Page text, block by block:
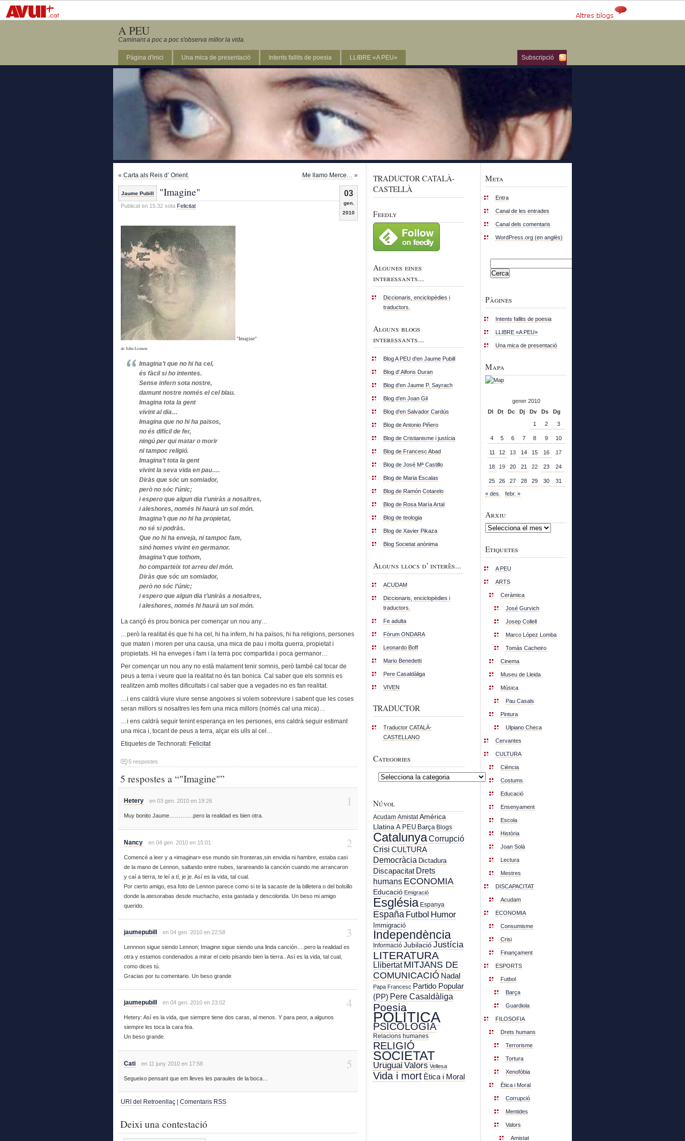
A PEU
Caminant a poc a poc s'observa millor la vida.
Subscripció
Pàgina d'inici Una mica de presentació Intents fallits de poesia LLIBRE «A PEU»
« Carta als Reis d’ Orient. Me llamo Merce… »
03
gen.
2010
Jaume Pubill "Imagine"
Publicat en 15:32 sota Felicitat
"Imagine"
de John Lennon
Imagina’t que no hi ha cel,
és fàcil si ho intentes.
Sense infern sota nostre,
damunt nostre només el cel blau.
Imagina tota la gent
vivint al dia…
Imagina que no hi ha països,
no és difícil de fer,
ningú per qui matar o morir
ni tampoc religió.
Imagina’t tota la gent
vivint la seva vida en pau….
Diràs que sóc un somiador,
però no sóc l’únic;
i espero que algun dia t’uniràs a nosaltres,
i aleshores, només hi haurà un sol món.
Imagina’t que no hi ha propietat,
no sé si podràs.
Que no hi ha enveja, ni tampoc fam,
sinó homes vivint en germanor.
Imagina’t que tothom,
ho comparteix tot arreu del món.
Diràs que sóc un somiador,
però no sóc l’únic;
i espero que algun dia t’uniràs a nosaltres,
i aleshores, només hi haurà un sol món.
La cançó és prou bonica per començar un nou any…
…però la realitat és que hi ha cel, hi ha infern, hi ha països, hi ha religions, persones
que maten i moren per una causa, una mica de pau i molta guerra, propietat i
propietats. Hi ha enveges i fam i la terra poc compartida i poca germanor…
Per començar un nou any no està malament tenir somnis, però també cal tocar de
peus a terra i veure que la realitat no és tan bonica. Cal saber que els somnis es
realitzen amb moltes dificultats i cal saber que a vegades no es fan realitat.
…i ens caldrà viure viure sense angoixes si volem sobreviure i sabent que les coses
seran millors si nosaltres les fem una mica millors (només cal una mica)…
…i ens caldrà seguir tenint esperança en les persones, ens caldrà seguir estimant
una mica i, tocant de peus a terra, alçar els ulls al cel…
Etiquetes de Technorati: Felicitat
5 respostes
5 respostes a “"Imagine"”
Hetery en 03 gen. 2010 en 19:26 1
Muy bonito Jaume………….pero la realidad es bien otra.
Nancy en 04 gen. 2010 en 15:01 2
Comencé a leer y a «imaginar» ese mundo sin fronteras,sin envidia ni hambre, estaba casi
de la mano de Lennon, saltando entre nubes, tarareando la canción cuando me arrancaron
y caí a tierra, te leí a tí, je je. Así es la vida, tal cual.
Por cierto amigo, esa foto de Lennon parece como si te la sacaste de la billetera o del bolsillo
donde la atesorabas desde muchacho, esta gastada y descolorida. Un beso mi amigo
querido.
jaumepubill en 04 gen. 2010 en 22:58 3
Lennnon sigue siendo Lennon; Imagine sigue siendo una linda canción….pero la realidad es
otra y estamos condenados a mirar el cielo pisando bien la tierra.. Así es la vida, tal cual,
como dices tú.
Gracias por tu comentario. Un beso grande
jaumepubill en 04 gen. 2010 en 23:02 4
Hetery: Así es la vida, que siempre tiene dos caras, al menos. Y para peor, a algunos
siempre les toca la cara fea.
Un beso grande.
Cati en 11 juny 2010 en 17:58 5
Segueixo pensant que em lleves les paraules de la boca…
URI del Retroenllaç Comentaris RSS
Deixi una contestació
TRADUCTOR CATALÀ-
CASTELLÀ
Feedly
Algunes eines
interessants...
Diccionaris, enciclopèdies i
traductors.
Alguns blogs
interessants...
Blog A PEU d'en Jaume Pubill
Blog d' Alfons Duran
Blog d'en Jaume P. Sayrach
Blog d'en Joan Gil
Blog d'en Salvador Cardús
Blog de Antonio Piñero
Blog de Cristianisme i justícia
Blog de Francesc Abad
Blog de José Mª Castillo
Blog de Maria Escalas
Blog de Ramón Cotarelo
Blog de Rosa María Artal
Blog de teologia
Blog de Xavier Pikaza
Blog Societat anònima
Alguns llocs d' interès...
ACUDAM
Diccionaris, enciclopèdies i
traductors.
Fe adulta
Fòrum ONDARA
Leonardo Boff
Mario Benedetti
Pere Casaldàliga
VIVEN
TRADUCTOR
Traductor CATALÀ-
CASTELLANO
Categories
Categories
Núvol
Acudam Amistat América
Llatina A PEU Barça Blogs
CatalunyaCorrupció
Crisi CULTURA
Democràcia Dictadura
Discapacitat Drets
humans ECONOMIA
Educació Emigració
Església Espanya
España Futbol Humor
Immigració
Independència
Informació JubilacióJustícia
LITERATURA
LlibertatMITJANS DE
COMUNICACIÓ Nadal
Papa Francesc Partido Popular
(PP) Pere Casaldàliga
Poesia
POLÍTICA
PSICOLOGIA
Relacions humanes
RELIGIÓ
SOCIETAT
Uruguai Valors Vellesa
Vida i mort Ètica i Moral
Meta
Entra
Canal de les entrades
Canal dels comentaris
WordPress.org (en anglès)
Pàgines
Intents fallits de poesia
LLIBRE «A PEU»
Una mica de presentació
Mapa
gener 2010
Dl
Dt Dc Dj Dv Ds
Dg
1
2 3
4 5 6 7 8 9 10
11 12 13 14 15 16 17
18 19 20 21 22 23 24
25 26 27 28 29 30 31
« des. febr. »
Arxiu
Arxiu
Etiquetes
A PEU
ARTS
Ceràmica
José Gurvich
Josep Collell
Marco López Lomba
Tomás Cacheiro
Cinema
Museu de Lleida
Música
Pau Casals
Pintura
Ulpiano Checa
Cervantes
CULTURA
Ciència
Costums
Educació
Ensenyament
Escola
Història
Joan Solà
Lectura
Mestres
DISCAPACITAT
Acudam
ECONOMIA
Consumisme
Crisi
Finançament
ESPORTS
Futbol
Barça
Guardiola
FILOSOFIA
Drets humans
Terrorisme
Tortura
Xenofòbia
Ètica i Moral
Corrupció
Mentides
Valors
Amistat